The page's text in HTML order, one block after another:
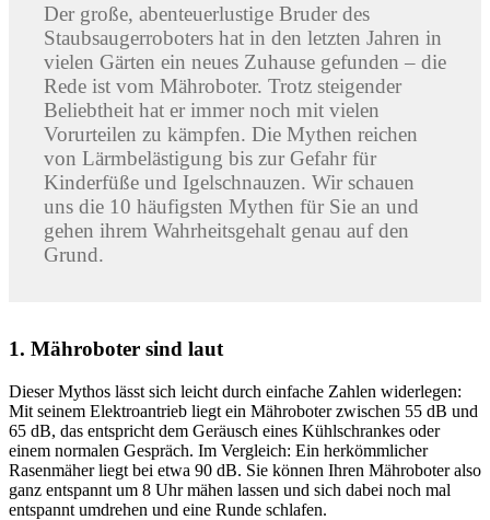
Der große, abenteuerlustige Bruder des
Staubsaugerroboters hat in den letzten Jahren in
vielen Gärten ein neues Zuhause gefunden – die
Rede ist vom Mähroboter. Trotz steigender
Beliebtheit hat er immer noch mit vielen
Vorurteilen zu kämpfen. Die Mythen reichen
von Lärmbelästigung bis zur Gefahr für
Kinderfüße und Igelschnauzen. Wir schauen
uns die 10 häufigsten Mythen für Sie an und
gehen ihrem Wahrheitsgehalt genau auf den
Grund.
1. Mähroboter sind laut
Dieser Mythos lässt sich leicht durch einfache Zahlen widerlegen:
Mit seinem Elektroantrieb liegt ein Mähroboter zwischen 55 dB und
65 dB, das entspricht dem Geräusch eines Kühlschrankes oder
einem normalen Gespräch. Im Vergleich: Ein herkömmlicher
Rasenmäher liegt bei etwa 90 dB. Sie können Ihren Mähroboter also
ganz entspannt um 8 Uhr mähen lassen und sich dabei noch mal
entspannt umdrehen und eine Runde schlafen.